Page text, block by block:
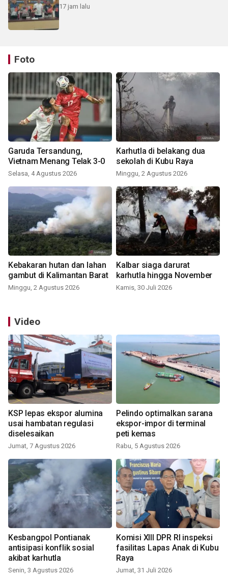
17 jam lalu
Foto
Garuda Tersandung,
Vietnam Menang Telak 3-0
Selasa, 4 Agustus 2026
Karhutla di belakang dua
sekolah di Kubu Raya
Minggu, 2 Agustus 2026
Kebakaran hutan dan lahan
gambut di Kalimantan Barat
Minggu, 2 Agustus 2026
Kalbar siaga darurat
karhutla hingga November
Kamis, 30 Juli 2026
Video
KSP lepas ekspor alumina
usai hambatan regulasi
diselesaikan
Jumat, 7 Agustus 2026
Pelindo optimalkan sarana
ekspor-impor di terminal
peti kemas
Rabu, 5 Agustus 2026
Kesbangpol Pontianak
antisipasi konflik sosial
akibat karhutla
Senin, 3 Agustus 2026
Komisi XIII DPR RI inspeksi
fasilitas Lapas Anak di Kubu
Raya
Jumat, 31 Juli 2026